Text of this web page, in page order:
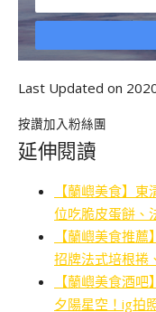
Last Updated on
按讚加入粉絲團
延伸閱讀
【蘭嶼美食】
位吃脆皮蛋餅、
【蘭嶼美食推
招牌法式培根捲
【蘭嶼美食酒
夕陽星空！ig拍